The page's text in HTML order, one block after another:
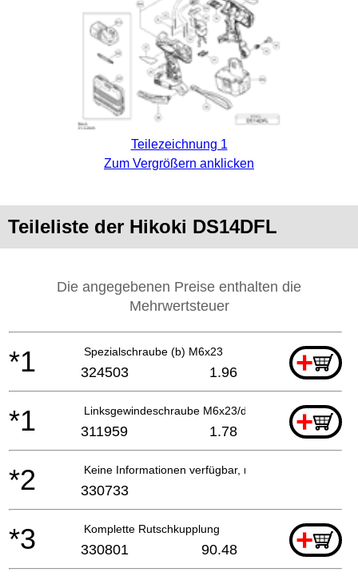
Teilezeichnung 1
Zum Vergrößern anklicken
Teileliste der Hikoki DS14DFL
Die angegebenen Preise enthalten die
Mehrwertsteuer
Spezialschraube (b) M6x23 +
*1 324503 1.96
Linksgewindeschraube M6x23/ds18dv Ds9dva/
+
*1 311959 1.78
Keine Informationen verfügbar, nicht bestellbar
*2 330733
Komplette Rutschkupplung +
*3 330801 90.48